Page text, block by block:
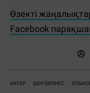
Өзекті
Facebook
АКТЕР ШОУ БИЗНЕС